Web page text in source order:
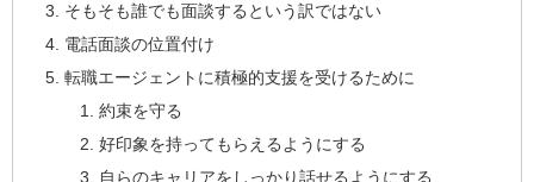
そもそも誰でも面談するという訳ではない
電話面談の位置付け
転職エージェントに積極的支援を受けるために
約束を守る
好印象を持ってもらえるようにする
自らのキャリアをしっかり話せるようにする